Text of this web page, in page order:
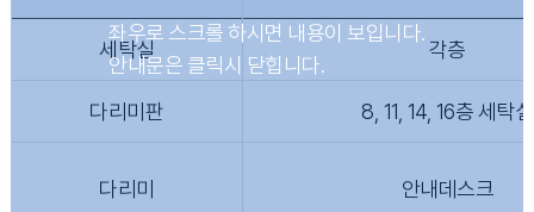
세탁실 각층
다리미판 8, 11, 14, 16층 세탁실
다리미 안내데스크